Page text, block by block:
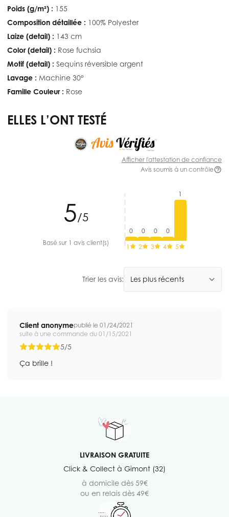
Poids (g/m²) : 155
Composition détaillée : 100% Polyester
Laize (detail) : 143 cm
Color (detail) : Rose fuchsia
Motif (detail) : Sequins réversible argent
Lavage : Machine 30°
Famille Couleur : Rose
ELLES L’ONT TESTÉ
Afficher l'attestation de confiance
Avis soumis à un contrôle
5/5
Basé sur 1 avis client(s)
0
1
0
2
0
3
0
4
1
5
Trier les avis:
Client anonymepublié le 01/24/2021
suite à une commande du 01/15/2021
5/5
Ça brille !
LIVRAISON GRATUITE
Click & Collect à Gimont (32)
à domicile dès 59€
ou en relais dès 49€